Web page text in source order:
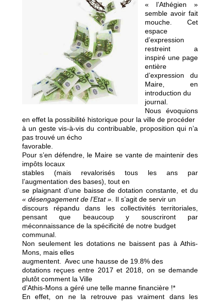
« l’Athégien »
semble avoir fait
mouche. Cet
espace
d’expression
restreint a
inspiré une page
entière
d’expression du
Maire, en
introduction du
journal.
Nous évoquions
en effet la possibilité historique pour la ville de procéder
à un geste vis-à-vis du contribuable, proposition qui n’a
pas trouvé un écho
favorable.
Pour s’en défendre, le Maire se vante de maintenir des
impôts locaux
stables (mais revalorisés tous les ans par
l’augmentation des bases), tout en
se plaignant d’une baisse de dotation constante, et du
« désengagement de l’Etat ». Il s’agit de servir un
discours répandu dans les collectivités territoriales,
pensant que beaucoup y souscriront par
méconnaissance de la spécificité de notre budget
communal.
Non seulement les dotations ne baissent pas à Athis-
Mons, mais elles
augmentent.
Avec une hausse de 19.8% des
dotations reçues entre 2017 et 2018, on se demande
plutôt comment la Ville
d’Athis-Mons a géré une telle manne financière !*
En effet, on ne la retrouve pas vraiment dans les